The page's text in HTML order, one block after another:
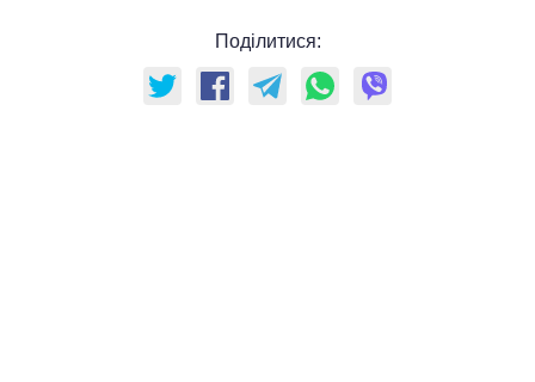
Поділитися: